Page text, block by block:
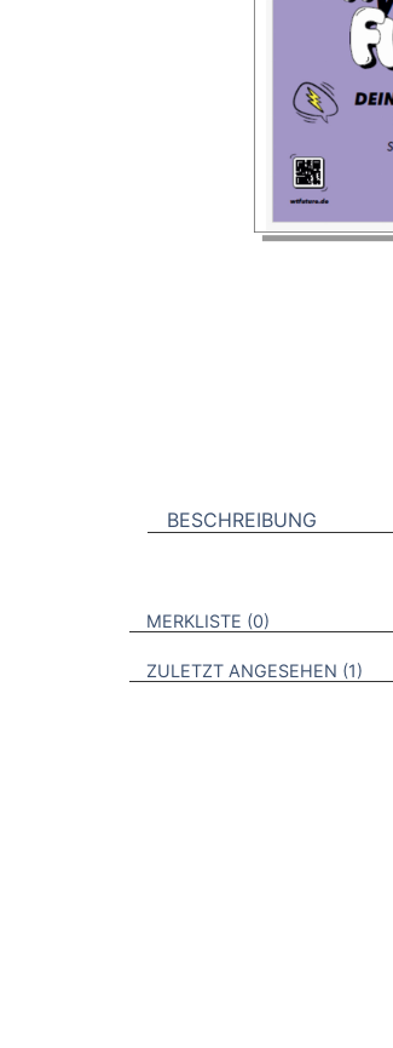
BESCHREIBUNG
VERWEISE AUF
MERKLISTE 0
ZULETZT ANGESEHEN 1